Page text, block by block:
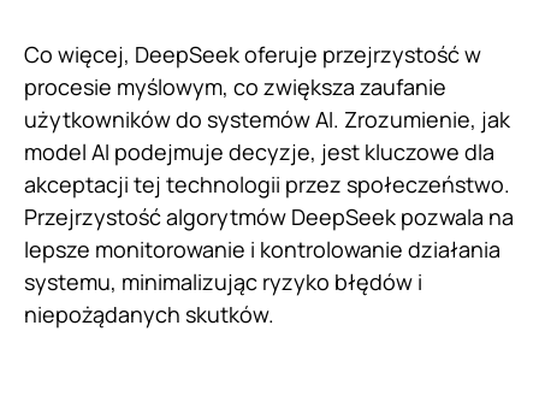
Co więcej, DeepSeek oferuje przejrzystość w
procesie myślowym, co zwiększa zaufanie
użytkowników do systemów AI. Zrozumienie, jak
model AI podejmuje decyzje, jest kluczowe dla
akceptacji tej technologii przez społeczeństwo.
Przejrzystość algorytmów DeepSeek pozwala na
lepsze monitorowanie i kontrolowanie działania
systemu, minimalizując ryzyko błędów i
niepożądanych skutków.